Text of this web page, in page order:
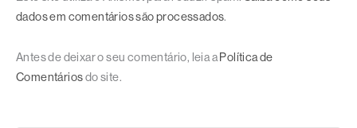
dados em comentários são processados.
Antes de deixar o seu comentário, leia a Política de
Comentáriosdo site.